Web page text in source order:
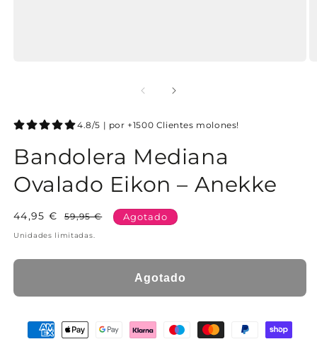
4.8/5 | por +1500 Clientes molones!
Bandolera Mediana
Ovalado Eikon – Anekke
Precio
59,95 €
Precio
44,95 € Agotado
Unidades limitadas.
Agotado